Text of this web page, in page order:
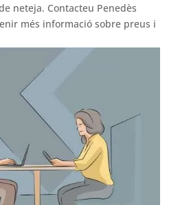
neteja. Contacteu Penedès
més informació sobre preus i